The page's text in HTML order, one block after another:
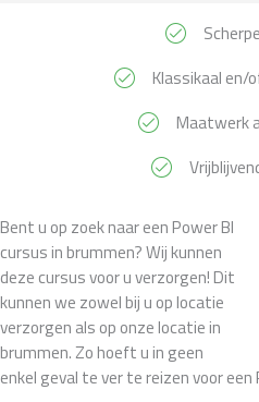
Klassikaal en/
Maatwerk
Bent u op zoek naar een Power BI
cursus in brummen? Wij kunnen
deze cursus voor u verzorgen! Dit
kunnen we zowel bij u op locatie
verzorgen als op onze locatie in
brummen. Zo hoeft u in geen
enkel geval te ver te reizen voor een